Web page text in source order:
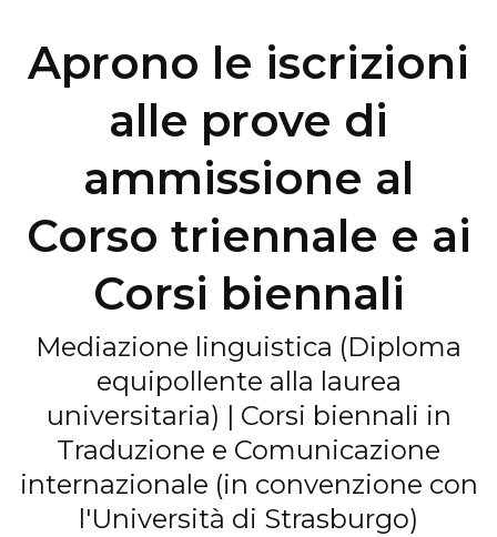
Aprono le iscrizioni
alle prove di
ammissione al
Corso triennale e ai
Corsi biennali
Mediazione linguistica (Diploma
equipollente alla laurea
universitaria) | Corsi biennali in
Traduzione e Comunicazione
internazionale (in convenzione con
l'Università di Strasburgo)